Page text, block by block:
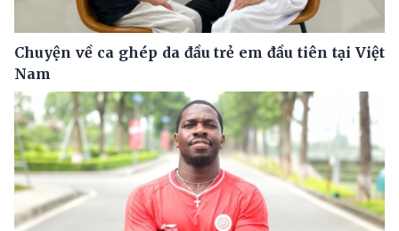
Chuyện về ca ghép da đầu trẻ em đầu tiên tại Việt
Nam